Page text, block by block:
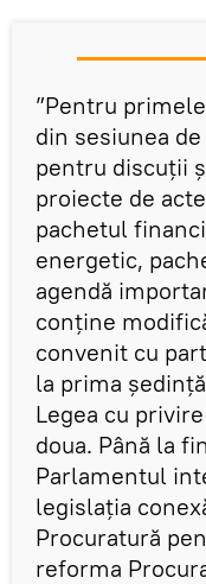
”Pentru
din sesiunea
pentru discuții
proiecte de
pachetul
energetic,
agendă
conține
convenit cu
la prima
Legea cu
doua. Până la
Parlamentul
legislația
Procuratură
reforma